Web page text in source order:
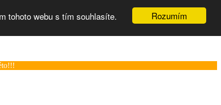
Rozumím
tohoto webu s tím souhlasíte.